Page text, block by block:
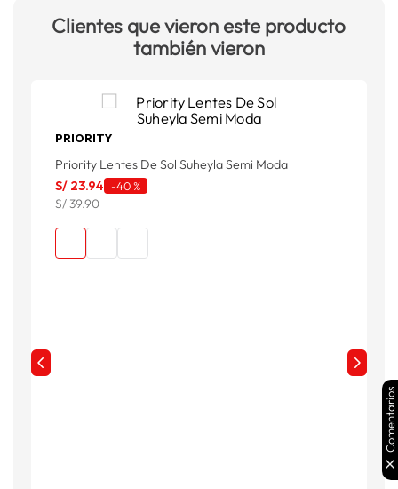
Clientes que vieron este producto
también vieron
PRIORITY
Priority Lentes De Sol Suheyla Semi Moda
S/ 23.94 -40 %
S/ 39.90
Comentarios